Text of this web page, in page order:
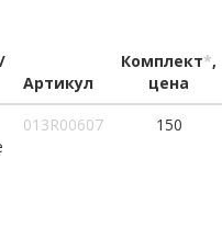
Артикул
Комплект*,
цена
013R00607 150